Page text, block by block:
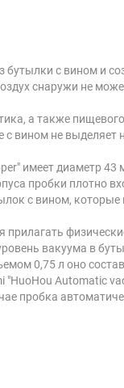
с вином и
снаружи не
а также
вином не выделяет
имеет диаметр
пробки плотно
с вином, которые
вакуума в
0,75 л оно
Automatic
пробка